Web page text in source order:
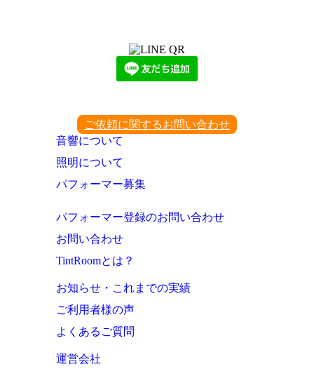
ご依頼に関するお問い合わせ
音響について
照明について
パフォーマー募集
パフォーマー登録のお問い合わせ
お問い合わせ
TintRoomとは？
お知らせ・これまでの実績
ご利用者様の声
よくあるご質問
運営会社